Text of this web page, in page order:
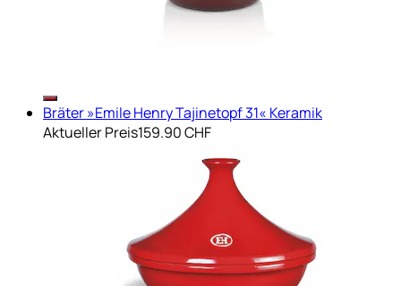
Bräter »Emile Henry Tajinetopf 31« Keramik
Aktueller Preis159.90 CHF